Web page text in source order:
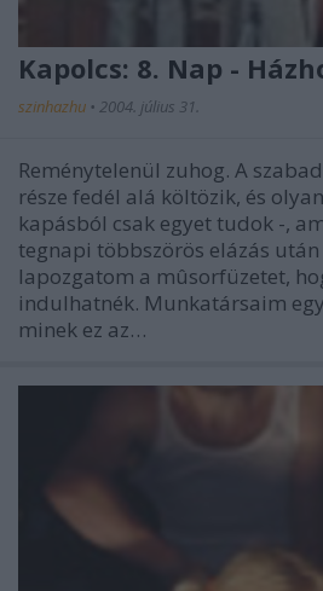
Kapolcs: 8. Nap -
szinhazhu • 2004. július 31.
Reménytelenül zuhog. A
része fedél alá költözik, és
kapásból csak egyet tudok -,
tegnapi többszörös elázás
lapozgatom a mûsorfüzetet,
indulhatnék. Munkatársaim
minek ez az…